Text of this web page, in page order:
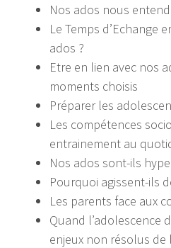
Nos ados nous
Le Temps d’Echange
ados ?
Etre en lien avec nos
moments choisis
Préparer les
Les compétences
entrainement au
Nos ados sont-ils
Pourquoi agissent-ils
Les parents face aux
Quand l’adolescence
enjeux non résolus de